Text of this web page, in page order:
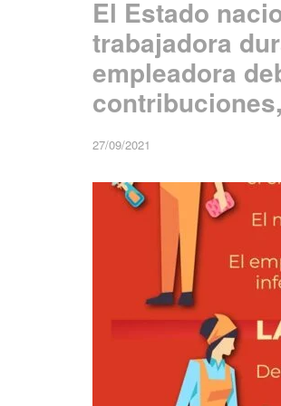
El Estado
trabajadora
empleadora
27/09/2021